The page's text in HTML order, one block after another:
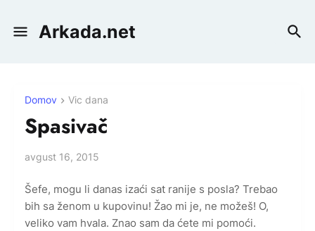
Arkada.net
Domov Vic dana
Spasivač
avgust 16, 2015
Šefe, mogu li danas izaći sat ranije s posla? Trebao
bih sa ženom u kupovinu! Žao mi je, ne možeš! O,
veliko vam hvala. Znao sam da ćete mi pomoći.